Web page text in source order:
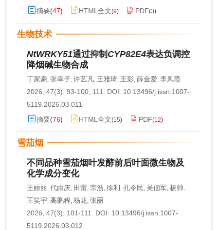
摘要(47) HTML全文(9) PDF(3)
生物技术
NtWRKY51通过抑制 CYP82E4表达负调控
降烟碱生物合成
丁家豪, 张幸子, 许艺凡, 王雅琦, 王影, 薛金爱, 李凤霞
2026, 47(3): 93-100, 111.
DOI: 10.13496/j.issn.1007-
5119.2026.03.011
摘要(76) HTML全文(15) PDF(12)
雪茄烟
不同品种雪茄烟叶发酵前后叶面微生物及
化学成分变化
王丽丽, 代由庆, 田雷, 宗浩, 徐利 , 孔令民, 吴佃军, 杨帅,
王笑宇, 高鹏程, 杨龙, 张丽
2026, 47(3): 101-111.
DOI: 10.13496/j.issn.1007-
5119.2026.03.012